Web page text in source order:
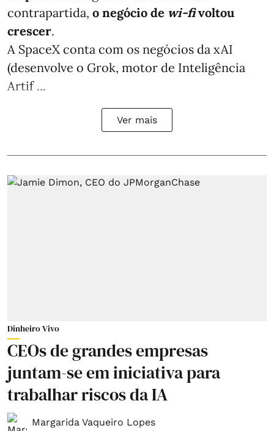
contrapartida, o negócio de wi-fivoltou
crescer.
A SpaceX conta com os negócios da xAI
(desenvolve o Grok, motor de Inteligência
Artif ...
Ver mais
Dinheiro Vivo
CEOs de grandes empresas
juntam-se em iniciativa para
trabalhar riscos da IA
Margarida Vaqueiro Lopes